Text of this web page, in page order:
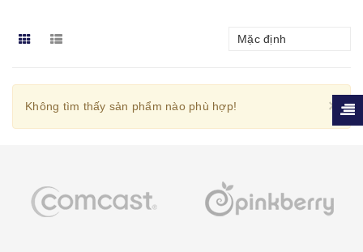
Mặc định
×
Không tìm thấy sản phẩm nào phù hợp!